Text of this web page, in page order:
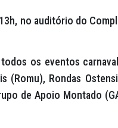
no auditório do
os eventos
(Romu), Rondas
de Apoio Montado